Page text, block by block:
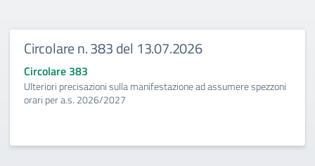
Circolare n. 383 del 13.07.2026
Circolare 383
Ulteriori precisazioni sulla manifestazione ad assumere spezzoni
orari per a.s. 2026/2027